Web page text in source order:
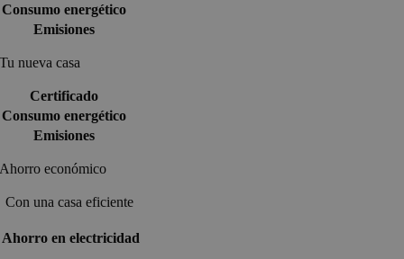
Consumo energético
Emisiones
Tu nueva casa
Certificado
Consumo energético
Emisiones
Ahorro económico
Con una casa eficiente
Ahorro en electricidad